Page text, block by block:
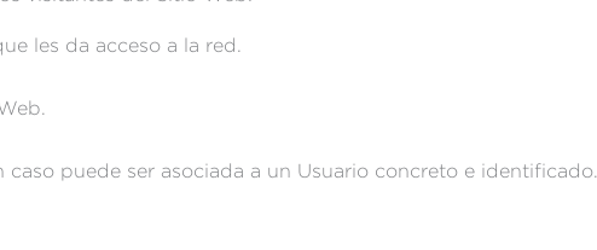
les da acceso a la red.
puede ser asociada a un Usuario concreto e identificado.